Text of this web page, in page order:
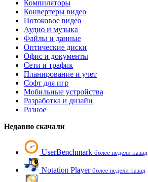
Компиляторы
Конвертеры видео
Потоковое видео
Аудио и музыка
Файлы и данные
Оптические диски
Офис и документы
Сети и трафик
Планирование и учет
Софт для игр
Мобильные устройства
Разработка и дизайн
Разное
Недавно скачали
UserBenchmark более недели назад
Notation Player более недели назад